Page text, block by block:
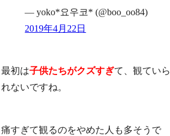
— yoko*요우코* (@boo_oo84)
2019年4月22日
最初は子供たちがクズすぎて、観ていら
れないですね。
痛すぎて観るのをやめた人も多そうで